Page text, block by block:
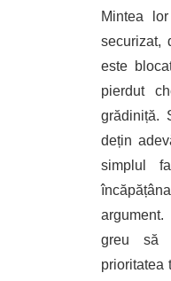
Mintea
securizat,
este
pierdut
grădiniță.
dețin
simplul
greu să
prioritatea